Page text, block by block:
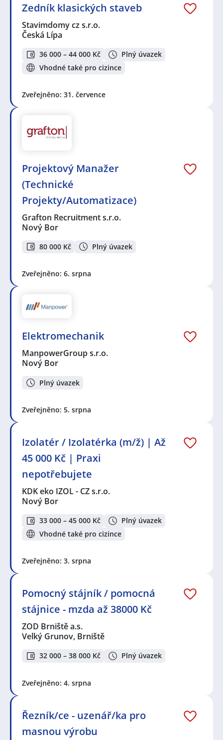
Zedník klasických staveb
Stavimdomy cz s.r.o.
Česká Lípa
36 000 – 44 000 Kč
Plný úvazek
Vhodné také pro cizince
Zveřejněno: 31. července
Projektový Manažer
(Technické
Projekty/Automatizace)
Grafton Recruitment s.r.o.
Nový Bor
80 000 Kč Plný úvazek
Zveřejněno: 6. srpna
Elektromechanik
ManpowerGroup s.r.o.
Nový Bor
Plný úvazek
Zveřejněno: 5. srpna
Izolatér / Izolatérka (m/ž) | Až
45 000 Kč | Praxi
nepotřebujete
KDK eko IZOL - CZ s.r.o.
Nový Bor
33 000 – 45 000 Kč
Plný úvazek
Vhodné také pro cizince
Zveřejněno: 3. srpna
Pomocný stájník / pomocná
stájnice - mzda až 38000 Kč
ZOD Brniště a.s.
Velký Grunov, Brniště
32 000 – 38 000 Kč Plný úvazek
Zveřejněno: 4. srpna
Řezník/ce - uzenář/ka pro
masnou výrobu